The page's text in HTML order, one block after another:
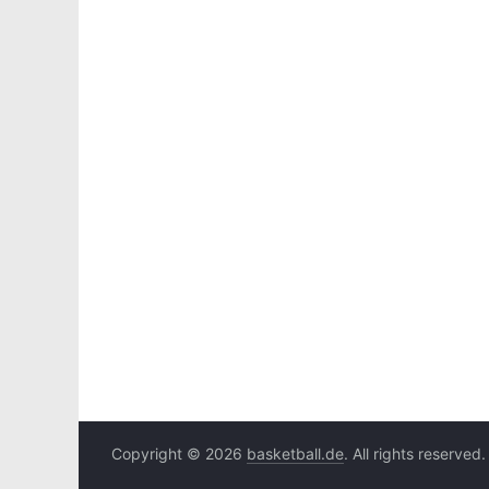
Copyright © 2026 basketball.de. All rights reserved.